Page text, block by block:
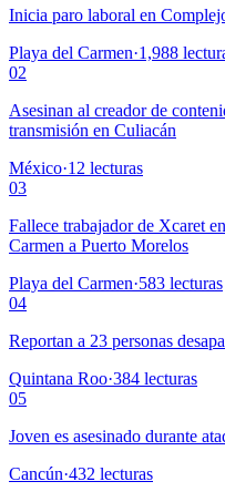
Inicia paro laboral en
Playa del Carmen·1,988
02
Asesinan al creador de
transmisión en Culiacán
México·12 lecturas
03
Fallece trabajador de Xcaret
Carmen a Puerto Morelos
Playa del Carmen·583 lecturas
04
Reportan a 23 personas
Quintana Roo·384 lecturas
05
Joven es asesinado durante
Cancún·432 lecturas